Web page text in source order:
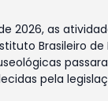
2026, as
Brasileiro de
pela